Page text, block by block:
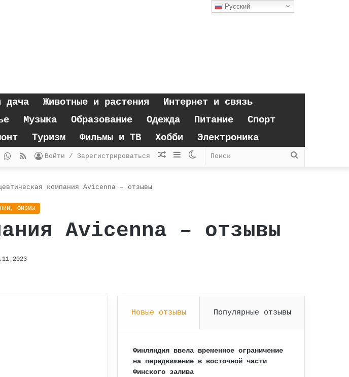
дача Животные и растения
Интернет и связь
Музыка Образование Одежда Питание
Спорт
Туризм Фильмы и ТВ Хобби Электроника
Поиск
Switch
Sidebar
Случайная
Войти / Зарегистрироваться
RSS
WhatsApp
компания Avicenna – отзывы
фирмы
Avicenna – отзывы
Новые отзывы Популярные отзывы
Финляндия ввела временное ограничение
на передвижение в восточной части
Финского залива
Русский